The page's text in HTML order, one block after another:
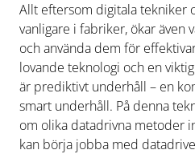
Allt eftersom digitala tekniker
vanligare i fabriker, ökar även
och använda dem för
lovande teknologi och en
är prediktivt underhåll – en
smart underhåll. På denna
om olika datadrivna metoder
kan börja jobba med